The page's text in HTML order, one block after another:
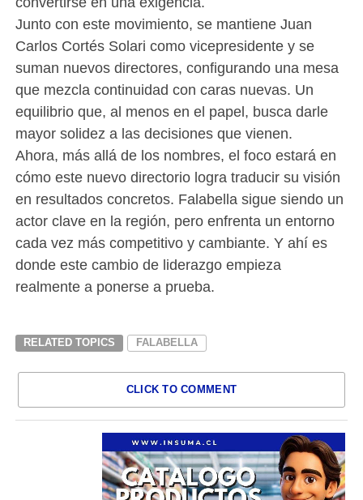
Junto con este movimiento, se mantiene Juan
Carlos Cortés Solari como vicepresidente y se
suman nuevos directores, configurando una mesa
que mezcla continuidad con caras nuevas. Un
equilibrio que, al menos en el papel, busca darle
mayor solidez a las decisiones que vienen.
Ahora, más allá de los nombres, el foco estará en
cómo este nuevo directorio logra traducir su visión
en resultados concretos. Falabella sigue siendo un
actor clave en la región, pero enfrenta un entorno
cada vez más competitivo y cambiante. Y ahí es
donde este cambio de liderazgo empieza
realmente a ponerse a prueba.
RELATED TOPICS FALABELLA
CLICK TO COMMENT